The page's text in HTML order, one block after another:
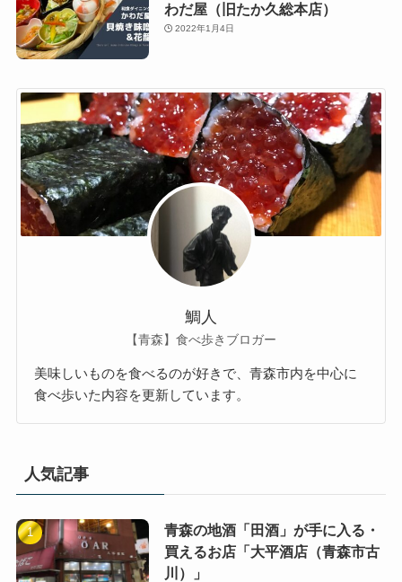
わだ屋（旧たか久総本店）
2022年1月4日
鯛人
【青森】食べ歩きブロガー
美味しいものを食べるのが好きで、青森市内を中心に
食べ歩いた内容を更新しています。
人気記事
青森の地酒「田酒」が手に入る・
買えるお店「大平酒店（青森市古
川）」